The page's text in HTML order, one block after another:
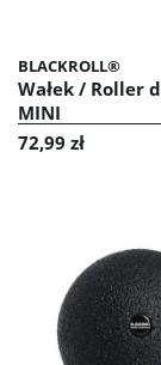
BLACKROLL®
Wałek / Roller
MINI
72,99 zł